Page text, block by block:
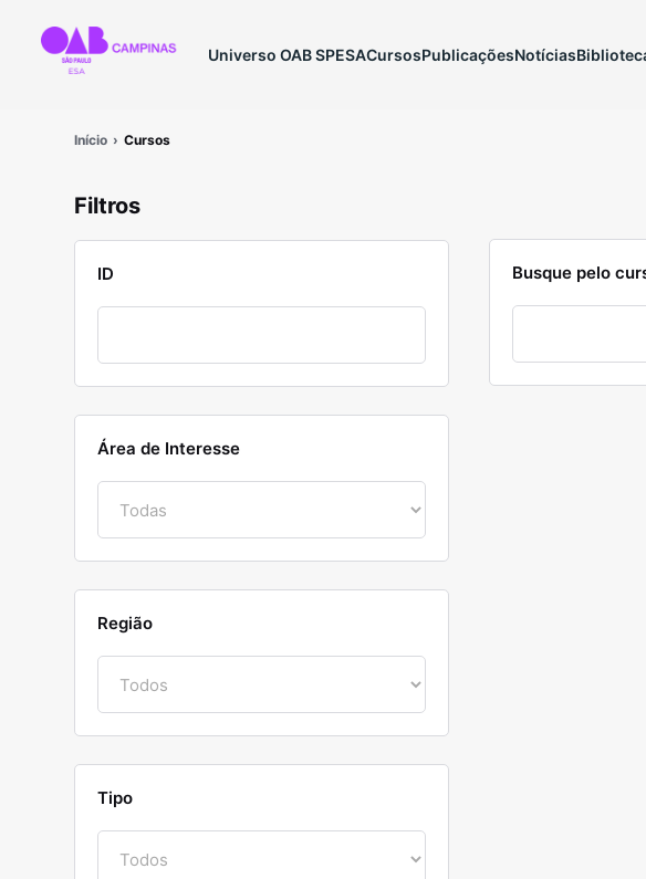
Universo OAB SPESACursosPublicaçõesNotícias
Início Cursos
Filtros
ID
Área de Interesse
Região
Tipo
Busque pelo